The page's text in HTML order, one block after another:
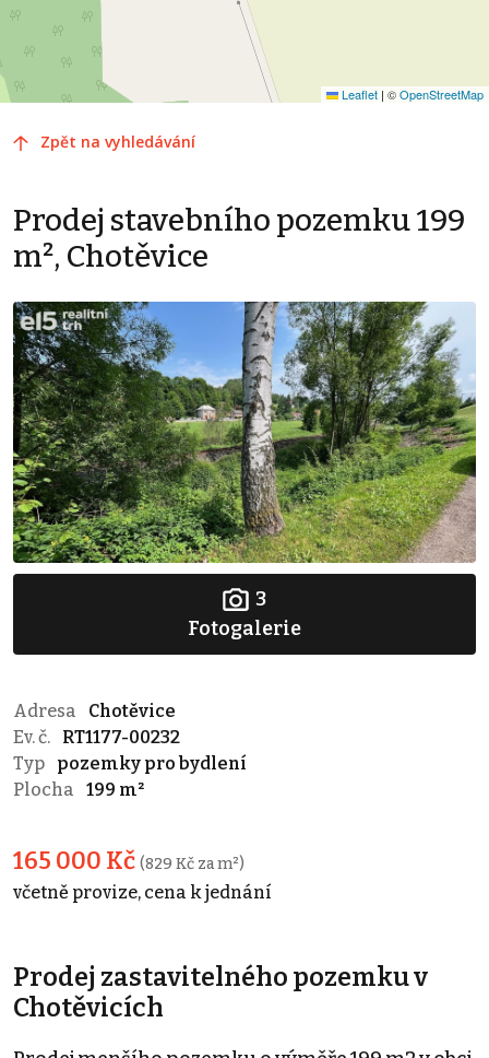
Leaflet | ©OpenStreetMap
Zpět na vyhledávání
Prodej stavebního pozemku 199
m², Chotěvice
3
Fotogalerie
Adresa
Chotěvice
Ev. č.
RT1177-00232
Typ
pozemky pro bydlení
Plocha
199 m²
165 000 Kč (829 Kč za m²)
včetně provize, cena k jednání
Prodej zastavitelného pozemku v
Chotěvicích